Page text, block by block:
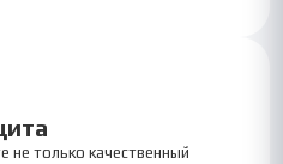
не только качественный